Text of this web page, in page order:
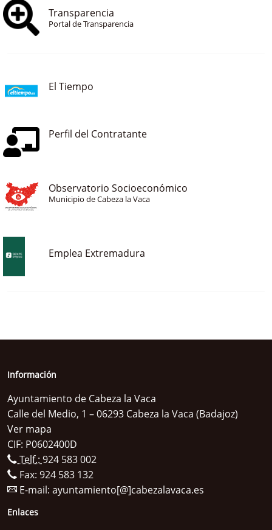
Transparencia
Portal de Transparencia
El Tiempo
Perfil del Contratante
Observatorio Socioeconómico
Municipio de Cabeza la Vaca
Emplea Extremadura
Información
Ayuntamiento de Cabeza la Vaca
Calle del Medio, 1 – 06293 Cabeza la Vaca (Badajoz)
Ver mapa
CIF: P0602400D
Telf.: 924 583 002
Fax: 924 583 132
E-mail: ayuntamiento[@]cabezalavaca.es
Enlaces